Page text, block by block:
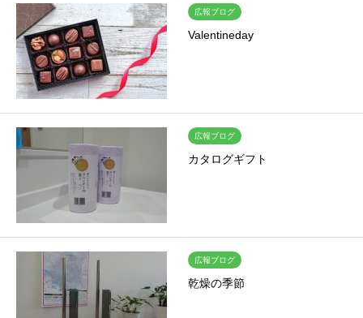
広報ブログ
Valentineday
広報ブログ
カタログギフト
広報ブログ
乾燥の季節